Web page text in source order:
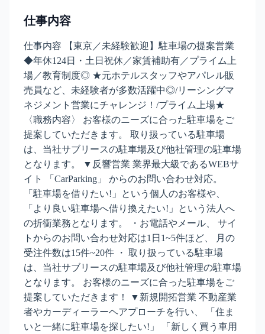
仕事内容
仕事内容 【東京／未経験歓迎】駐車場の提案営業
◆年休124日・土日祝休／家賃補助有／プライム上
場／教育制度◎ ★元ホテルスタッフやアパレル販
売員など、未経験者が多数活躍中◎/リーシングマ
ネジメント営業にチャレンジ！/プライム上場★
〈職務内容〉 お客様のニーズに合った駐車場をご
提案していただきます。 取り扱っている駐車場
は、当社サブリースの駐車場及び他社管理の駐車場
となります。 ▼反響営業 業界最大級であるWEBサ
イト 「CarParking」 からのお問い合わせ対応。
「駐車場を借りたい!」という個人のお客様や、
「より良い駐車場へ借り換えたい!」という法人へ
の折衝業務となります。 ・お電話やメール、 サイ
トからのお問い合わせ対応は1日1~5件ほど、 月の
受注件数は15件~20件 ・ 取り扱っている駐車場
は、当社サブリースの駐車場及び他社管理の駐車場
となります。 お客様のニーズに合った駐車場をご
提案していただきます！ ▼新規開拓営業 不動産業
者やカーディーラーヘアプローチを行い、 「住ま
いと一緒に駐車場を探したい!」 「新しく買う車用